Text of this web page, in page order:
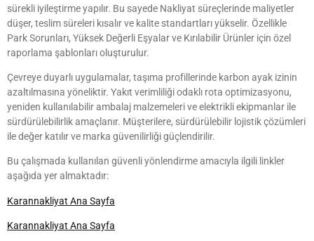
sürekli iyileştirme yapılır. Bu sayede Nakliyat süreçlerinde maliyetler
düşer, teslim süreleri kısalır ve kalite standartları yükselir. Özellikle
Park Sorunları, Yüksek Değerli Eşyalar ve Kırılabilir Ürünler için özel
raporlama şablonları oluşturulur.
Çevreye duyarlı uygulamalar, taşıma profillerinde karbon ayak izinin
azaltılmasına yöneliktir. Yakıt verimliliği odaklı rota optimizasyonu,
yeniden kullanılabilir ambalaj malzemeleri ve elektrikli ekipmanlar ile
sürdürülebilirlik amaçlanır. Müşterilere, sürdürülebilir lojistik çözümleri
ile değer katılır ve marka güvenilirliği güçlendirilir.
Bu çalışmada kullanılan güvenli yönlendirme amacıyla ilgili linkler
aşağıda yer almaktadır:
Karannakliyat Ana Sayfa
Karannakliyat Ana Sayfa